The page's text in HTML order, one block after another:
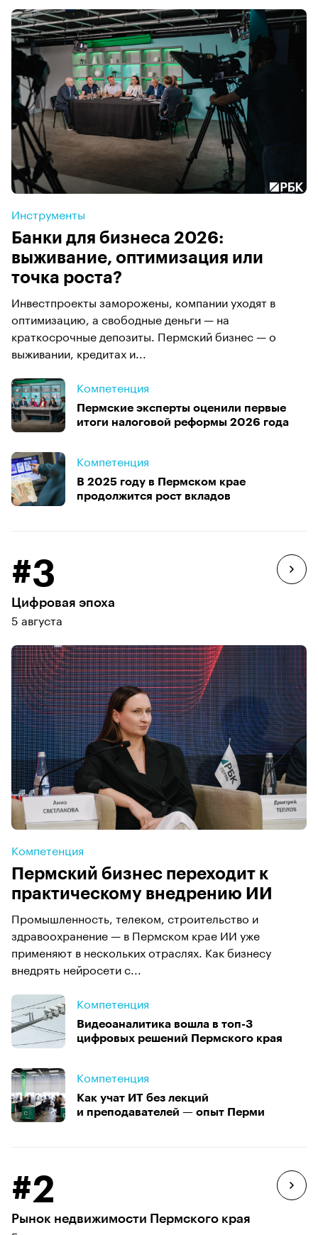
Инструменты
Банки для бизнеса 2026:
выживание, оптимизация или
точка роста?
Инвестпроекты заморожены, компании уходят в
оптимизацию, а свободные деньги — на
краткосрочные депозиты. Пермский бизнес — о
выживании, кредитах и...
Компетенция
Пермские эксперты оценили первые
итоги налоговой реформы 2026 года
Компетенция
В 2025 году в Пермском крае
продолжится рост вкладов
#3
Цифровая эпоха
5 августа
Компетенция
Пермский бизнес переходит к
практическому внедрению ИИ
Промышленность, телеком, строительство и
здравоохранение — в Пермском крае ИИ уже
применяют в нескольких отраслях. Как бизнесу
внедрять нейросети с...
Компетенция
Видеоаналитика вошла в топ-3
цифровых решений Пермского края
Компетенция
Как учат ИТ без лекций
и преподавателей — опыт Перми
#2
Рынок недвижимости Пермского края